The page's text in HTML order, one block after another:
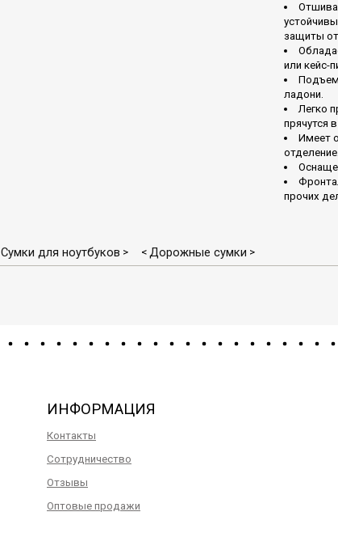
защиты
или кейс-
ладони.
Легко
прячутся
Имеет
отделение.
прочих
Сумки для ноутбуков > < Дорожные сумки >
ИНФОРМАЦИЯ
Контакты
Сотрудничество
Отзывы
Оптовые продажи